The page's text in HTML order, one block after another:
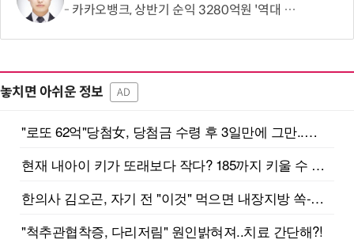
카카오뱅크, 상반기 순익 3280억원 '역대 최대'…비이자수익 결실
놓치면 아쉬운 정보 AD